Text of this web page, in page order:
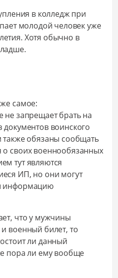
в колледж при
молодой человек уже
Хотя обычно в
самое:
не запрещает брать на
документов воинского
также обязаны сообщать
о своих военнообязанных
тут являются
ИП, но они могут
информацию
что у мужчины
и военный билет, то
ли данный
пора ли ему вообще